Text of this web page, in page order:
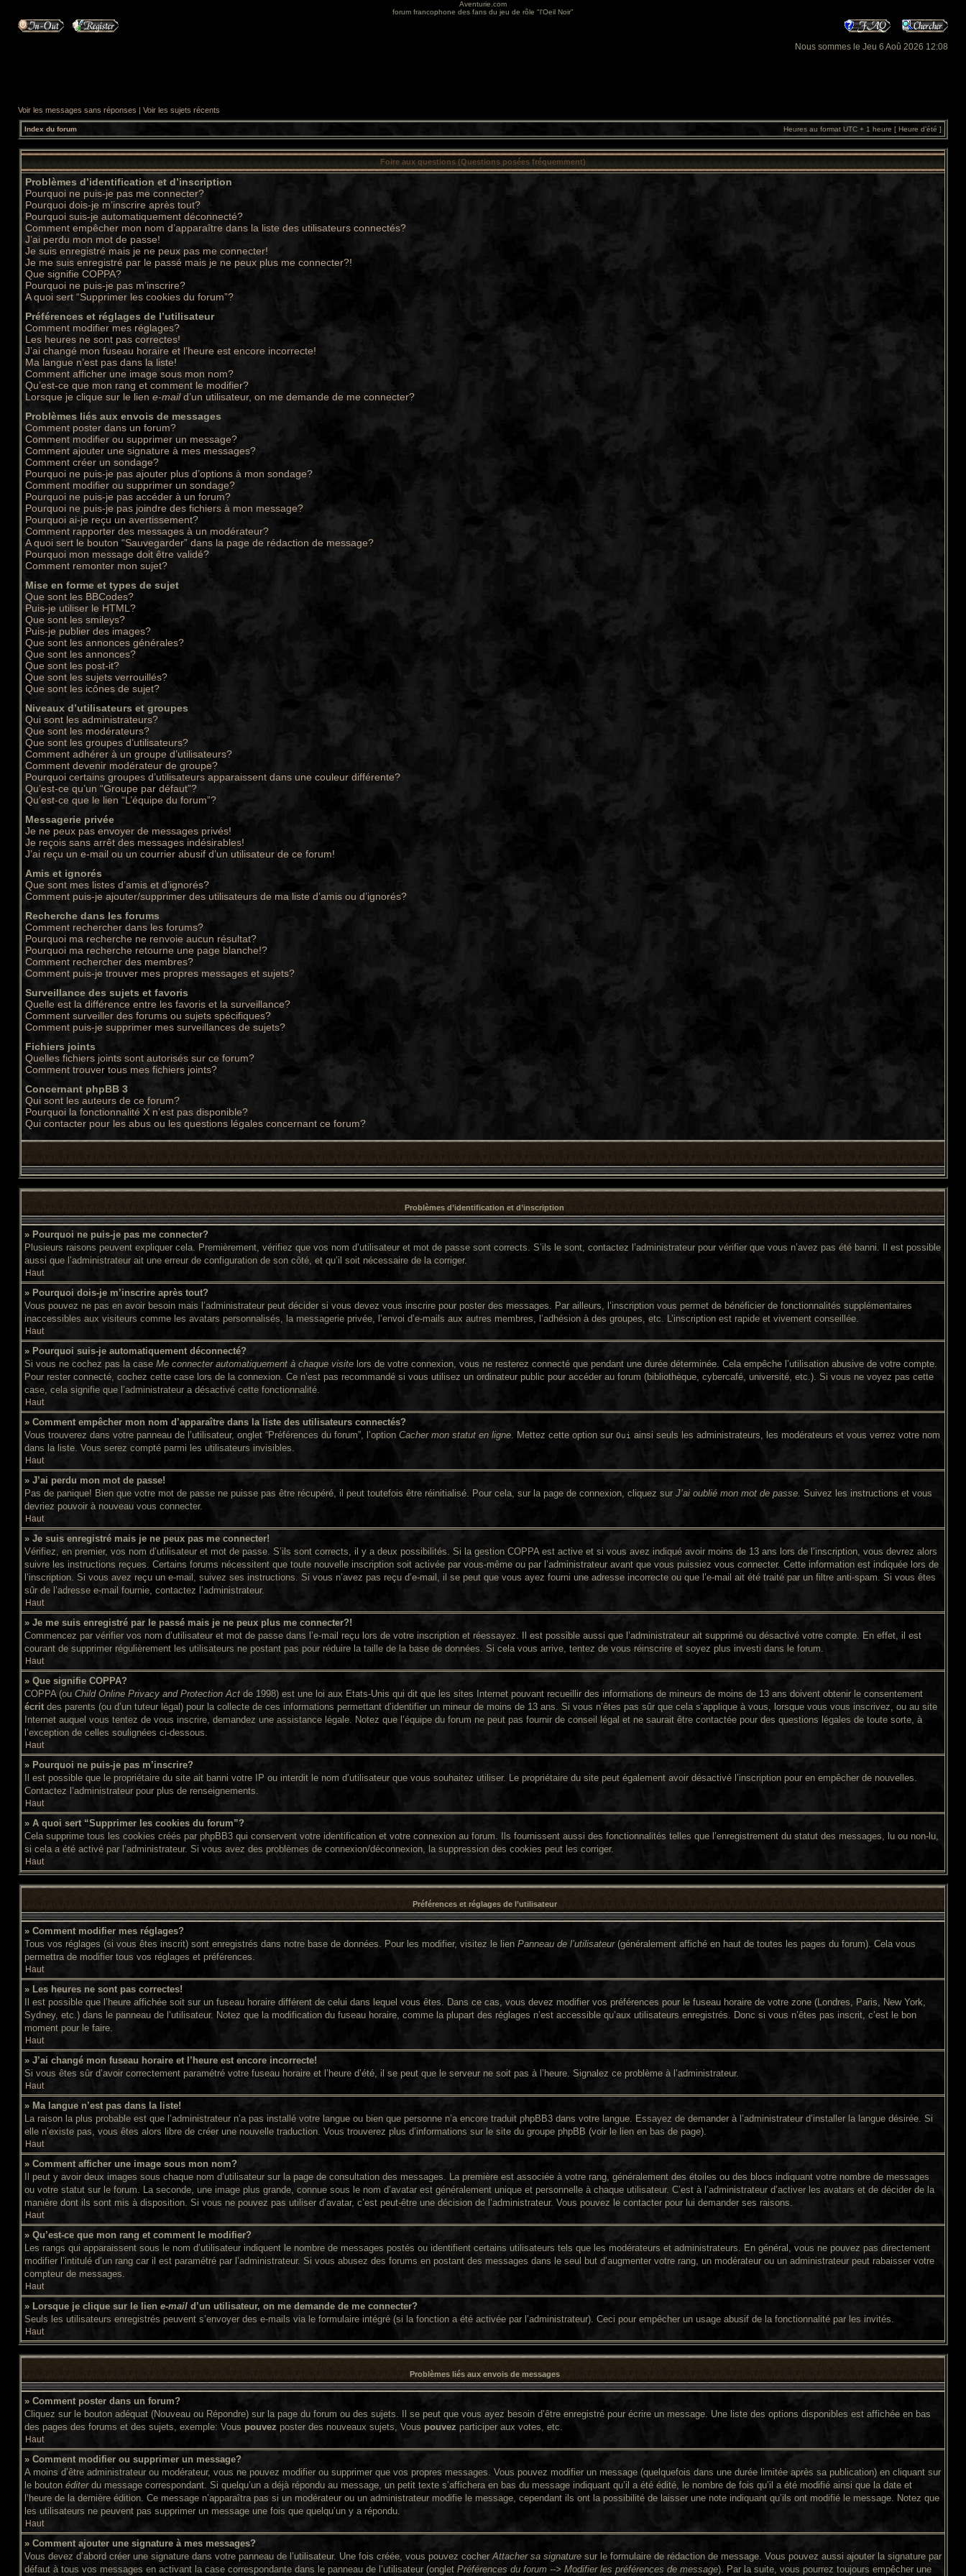
Aventurie.com
forum francophone des fans du jeu de rôle "l'Oeil Noir"
Nous sommes le Jeu 6 Aoû 2026 12:08
Voir les messages sans réponses | Voir les sujets récents
Index du forum Heures au format UTC + 1 heure [ Heure d’été ]
Foire aux questions (Questions posées fréquemment)
Problèmes d’identification et d’inscription
Pourquoi ne puis-je pas me connecter?
Pourquoi dois-je m’inscrire après tout?
Pourquoi suis-je automatiquement déconnecté?
Comment empêcher mon nom d’apparaître dans la liste des utilisateurs connectés?
J’ai perdu mon mot de passe!
Je suis enregistré mais je ne peux pas me connecter!
Je me suis enregistré par le passé mais je ne peux plus me connecter?!
Que signifie COPPA?
Pourquoi ne puis-je pas m’inscrire?
A quoi sert “Supprimer les cookies du forum”?
Préférences et réglages de l’utilisateur
Comment modifier mes réglages?
Les heures ne sont pas correctes!
J’ai changé mon fuseau horaire et l’heure est encore incorrecte!
Ma langue n’est pas dans la liste!
Comment afficher une image sous mon nom?
Qu’est-ce que mon rang et comment le modifier?
Lorsque je clique sur le lien e-maild’un utilisateur, on me demande de me connecter?
Problèmes liés aux envois de messages
Comment poster dans un forum?
Comment modifier ou supprimer un message?
Comment ajouter une signature à mes messages?
Comment créer un sondage?
Pourquoi ne puis-je pas ajouter plus d’options à mon sondage?
Comment modifier ou supprimer un sondage?
Pourquoi ne puis-je pas accéder à un forum?
Pourquoi ne puis-je pas joindre des fichiers à mon message?
Pourquoi ai-je reçu un avertissement?
Comment rapporter des messages à un modérateur?
A quoi sert le bouton “Sauvegarder” dans la page de rédaction de message?
Pourquoi mon message doit être validé?
Comment remonter mon sujet?
Mise en forme et types de sujet
Que sont les BBCodes?
Puis-je utiliser le HTML?
Que sont les smileys?
Puis-je publier des images?
Que sont les annonces générales?
Que sont les annonces?
Que sont les post-it?
Que sont les sujets verrouillés?
Que sont les icônes de sujet?
Niveaux d’utilisateurs et groupes
Qui sont les administrateurs?
Que sont les modérateurs?
Que sont les groupes d’utilisateurs?
Comment adhérer à un groupe d’utilisateurs?
Comment devenir modérateur de groupe?
Pourquoi certains groupes d’utilisateurs apparaissent dans une couleur différente?
Qu’est-ce qu’un “Groupe par défaut”?
Qu’est-ce que le lien “L’équipe du forum”?
Messagerie privée
Je ne peux pas envoyer de messages privés!
Je reçois sans arrêt des messages indésirables!
J’ai reçu un e-mail ou un courrier abusif d’un utilisateur de ce forum!
Amis et ignorés
Que sont mes listes d’amis et d’ignorés?
Comment puis-je ajouter/supprimer des utilisateurs de ma liste d’amis ou d’ignorés?
Recherche dans les forums
Comment rechercher dans les forums?
Pourquoi ma recherche ne renvoie aucun résultat?
Pourquoi ma recherche retourne une page blanche!?
Comment rechercher des membres?
Comment puis-je trouver mes propres messages et sujets?
Surveillance des sujets et favoris
Quelle est la différence entre les favoris et la surveillance?
Comment surveiller des forums ou sujets spécifiques?
Comment puis-je supprimer mes surveillances de sujets?
Fichiers joints
Quelles fichiers joints sont autorisés sur ce forum?
Comment trouver tous mes fichiers joints?
Concernant phpBB 3
Qui sont les auteurs de ce forum?
Pourquoi la fonctionnalité X n’est pas disponible?
Qui contacter pour les abus ou les questions légales concernant ce forum?
Problèmes d’identification et d’inscription
» Pourquoi ne puis-je pas me connecter?
Plusieurs raisons peuvent expliquer cela. Premièrement, vérifiez que vos nom d’utilisateur et mot de passe sont corrects. S’ils le sont, contactez l’administrateur pour vérifier que vous n’avez pas été banni. Il est possible
aussi que l’administrateur ait une erreur de configuration de son côté, et qu’il soit nécessaire de la corriger.
Haut
» Pourquoi dois-je m’inscrire après tout?
Vous pouvez ne pas en avoir besoin mais l’administrateur peut décider si vous devez vous inscrire pour poster des messages. Par ailleurs, l’inscription vous permet de bénéficier de fonctionnalités supplémentaires
inaccessibles aux visiteurs comme les avatars personnalisés, la messagerie privée, l’envoi d’e-mails aux autres membres, l’adhésion à des groupes, etc. L’inscription est rapide et vivement conseillée.
Haut
» Pourquoi suis-je automatiquement déconnecté?
Si vous ne cochez pas la case Me connecter automatiquement à chaque visite lors de votre connexion, vous ne resterez connecté que pendant une durée déterminée. Cela empêche l’utilisation abusive de votre compte.
Pour rester connecté, cochez cette case lors de la connexion. Ce n’est pas recommandé si vous utilisez un ordinateur public pour accéder au forum (bibliothèque, cybercafé, université, etc.). Si vous ne voyez pas cette
case, cela signifie que l’administrateur a désactivé cette fonctionnalité.
Haut
» Comment empêcher mon nom d’apparaître dans la liste des utilisateurs connectés?
Vous trouverez dans votre panneau de l’utilisateur, onglet “Préférences du forum”, l’option Cacher mon statut en ligne. Mettez cette option sur Oui ainsi seuls les administrateurs, les modérateurs et vous verrez votre nom
dans la liste. Vous serez compté parmi les utilisateurs invisibles.
Haut
» J’ai perdu mon mot de passe!
Pas de panique! Bien que votre mot de passe ne puisse pas être récupéré, il peut toutefois être réinitialisé. Pour cela, sur la page de connexion, cliquez sur J’ai oublié mon mot de passe. Suivez les instructions et vous
devriez pouvoir à nouveau vous connecter.
Haut
» Je suis enregistré mais je ne peux pas me connecter!
Vérifiez, en premier, vos nom d’utilisateur et mot de passe. S’ils sont corrects, il y a deux possibilités. Si la gestion COPPA est active et si vous avez indiqué avoir moins de 13 ans lors de l’inscription, vous devrez alors
suivre les instructions reçues. Certains forums nécessitent que toute nouvelle inscription soit activée par vous-même ou par l’administrateur avant que vous puissiez vous connecter. Cette information est indiquée lors de
l’inscription. Si vous avez reçu un e-mail, suivez ses instructions. Si vous n’avez pas reçu d’e-mail, il se peut que vous ayez fourni une adresse incorrecte ou que l’e-mail ait été traité par un filtre anti-spam. Si vous êtes
sûr de l’adresse e-mail fournie, contactez l’administrateur.
Haut
» Je me suis enregistré par le passé mais je ne peux plus me connecter?!
Commencez par vérifier vos nom d’utilisateur et mot de passe dans l’e-mail reçu lors de votre inscription et réessayez. Il est possible aussi que l’administrateur ait supprimé ou désactivé votre compte. En effet, il est
courant de supprimer régulièrement les utilisateurs ne postant pas pour réduire la taille de la base de données. Si cela vous arrive, tentez de vous réinscrire et soyez plus investi dans le forum.
Haut
» Que signifie COPPA?
COPPA (ou Child Online Privacy and Protection Act de 1998) est une loi aux Etats-Unis qui dit que les sites Internet pouvant recueillir des informations de mineurs de moins de 13 ans doivent obtenir le consentement
écrit des parents (ou d’un tuteur légal) pour la collecte de ces informations permettant d’identifier un mineur de moins de 13 ans. Si vous n’êtes pas sûr que cela s’applique à vous, lorsque vous vous inscrivez, ou au site
Internet auquel vous tentez de vous inscrire, demandez une assistance légale. Notez que l’équipe du forum ne peut pas fournir de conseil légal et ne saurait être contactée pour des questions légales de toute sorte, à
l’exception de celles soulignées ci-dessous.
Haut
» Pourquoi ne puis-je pas m’inscrire?
Il est possible que le propriétaire du site ait banni votre IP ou interdit le nom d’utilisateur que vous souhaitez utiliser. Le propriétaire du site peut également avoir désactivé l’inscription pour en empêcher de nouvelles.
Contactez l’administrateur pour plus de renseignements.
Haut
» A quoi sert “Supprimer les cookies du forum”?
Cela supprime tous les cookies créés par phpBB3 qui conservent votre identification et votre connexion au forum. Ils fournissent aussi des fonctionnalités telles que l’enregistrement du statut des messages, lu ou non-lu,
si cela a été activé par l’administrateur. Si vous avez des problèmes de connexion/déconnexion, la suppression des cookies peut les corriger.
Haut
Préférences et réglages de l’utilisateur
» Comment modifier mes réglages?
Tous vos réglages (si vous êtes inscrit) sont enregistrés dans notre base de données. Pour les modifier, visitez le lien Panneau de l’utilisateur(généralement affiché en haut de toutes les pages du forum). Cela vous
permettra de modifier tous vos réglages et préférences.
Haut
» Les heures ne sont pas correctes!
Il est possible que l’heure affichée soit sur un fuseau horaire différent de celui dans lequel vous êtes. Dans ce cas, vous devez modifier vos préférences pour le fuseau horaire de votre zone (Londres, Paris, New York,
Sydney, etc.) dans le panneau de l’utilisateur. Notez que la modification du fuseau horaire, comme la plupart des réglages n’est accessible qu’aux utilisateurs enregistrés. Donc si vous n’êtes pas inscrit, c’est le bon
moment pour le faire.
Haut
» J’ai changé mon fuseau horaire et l’heure est encore incorrecte!
Si vous êtes sûr d’avoir correctement paramétré votre fuseau horaire et l’heure d’été, il se peut que le serveur ne soit pas à l’heure. Signalez ce problème à l’administrateur.
Haut
» Ma langue n’est pas dans la liste!
La raison la plus probable est que l’administrateur n’a pas installé votre langue ou bien que personne n’a encore traduit phpBB3 dans votre langue. Essayez de demander à l’administrateur d’installer la langue désirée. Si
elle n’existe pas, vous êtes alors libre de créer une nouvelle traduction. Vous trouverez plus d’informations sur le site du groupe phpBB (voir le lien en bas de page).
Haut
» Comment afficher une image sous mon nom?
Il peut y avoir deux images sous chaque nom d’utilisateur sur la page de consultation des messages. La première est associée à votre rang, généralement des étoiles ou des blocs indiquant votre nombre de messages
ou votre statut sur le forum. La seconde, une image plus grande, connue sous le nom d’avatar est généralement unique et personnelle à chaque utilisateur. C’est à l’administrateur d’activer les avatars et de décider de la
manière dont ils sont mis à disposition. Si vous ne pouvez pas utiliser d’avatar, c’est peut-être une décision de l’administrateur. Vous pouvez le contacter pour lui demander ses raisons.
Haut
» Qu’est-ce que mon rang et comment le modifier?
Les rangs qui apparaissent sous le nom d’utilisateur indiquent le nombre de messages postés ou identifient certains utilisateurs tels que les modérateurs et administrateurs. En général, vous ne pouvez pas directement
modifier l’intitulé d’un rang car il est paramétré par l’administrateur. Si vous abusez des forums en postant des messages dans le seul but d’augmenter votre rang, un modérateur ou un administrateur peut rabaisser votre
compteur de messages.
Haut
» Lorsque je clique sur le lien e-mail d’un utilisateur, on me demande de me connecter?
Seuls les utilisateurs enregistrés peuvent s’envoyer des e-mails via le formulaire intégré (si la fonction a été activée par l’administrateur). Ceci pour empêcher un usage abusif de la fonctionnalité par les invités.
Haut
Problèmes liés aux envois de messages
» Comment poster dans un forum?
Cliquez sur le bouton adéquat (Nouveau ou Répondre) sur la page du forum ou des sujets. Il se peut que vous ayez besoin d’être enregistré pour écrire un message. Une liste des options disponibles est affichée en bas
des pages des forums et des sujets, exemple: Vous pouvez poster des nouveaux sujets, Vous pouvez participer aux votes, etc.
Haut
» Comment modifier ou supprimer un message?
A moins d’être administrateur ou modérateur, vous ne pouvez modifier ou supprimer que vos propres messages. Vous pouvez modifier un message (quelquefois dans une durée limitée après sa publication) en cliquant sur
le bouton éditerdu message correspondant. Si quelqu’un a déjà répondu au message, un petit texte s’affichera en bas du message indiquant qu’il a été édité, le nombre de fois qu’il a été modifié ainsi que la date et
l’heure de la dernière édition. Ce message n’apparaîtra pas si un modérateur ou un administrateur modifie le message, cependant ils ont la possibilité de laisser une note indiquant qu’ils ont modifié le message. Notez que
les utilisateurs ne peuvent pas supprimer un message une fois que quelqu’un y a répondu.
Haut
» Comment ajouter une signature à mes messages?
Vous devez d’abord créer une signature dans votre panneau de l’utilisateur. Une fois créée, vous pouvez cocherAttacher sa signature sur le formulaire de rédaction de message. Vous pouvez aussi ajouter la signature par
défaut à tous vos messages en activant la case correspondante dans le panneau de l’utilisateur (onglet Préférences du forum --> Modifier les préférences de message). Par la suite, vous pourrez toujours empêcher une